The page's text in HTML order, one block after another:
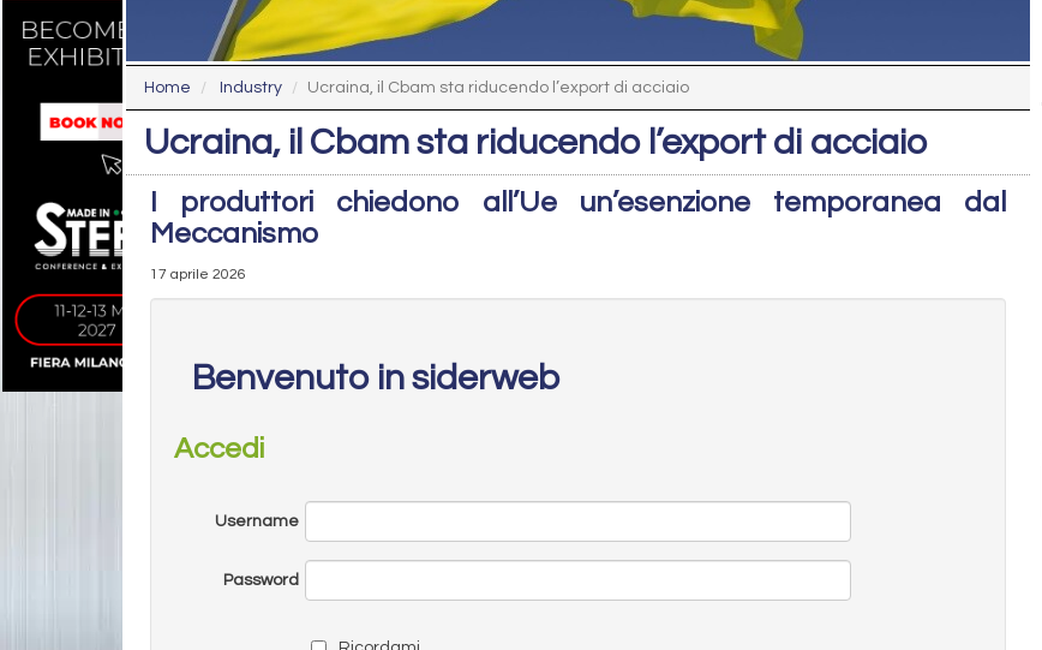
Home Industry Ucraina, il Cbam sta riducendo l’export di acciaio
Ucraina, il Cbam sta riducendo l’export di acciaio
I produttori chiedono all’Ue un’esenzione temporanea dal
Meccanismo
17 aprile 2026
Benvenuto in siderweb
Accedi
Username
Password